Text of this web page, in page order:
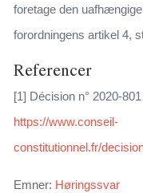
foretage den
forordningens artikel 4,
Referencer
[1] Décision n° 2020-
https://www.conseil-
constitutionnel.fr/
Emner: Høringssvar